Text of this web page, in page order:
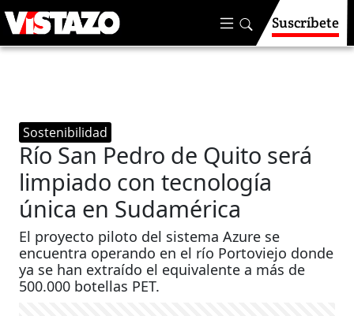
Suscríbete
Sostenibilidad
Río San Pedro de Quito será
limpiado con tecnología
única en Sudamérica
El proyecto piloto del sistema Azure se
encuentra operando en el río Portoviejo donde
ya se han extraído el equivalente a más de
500.000 botellas PET.